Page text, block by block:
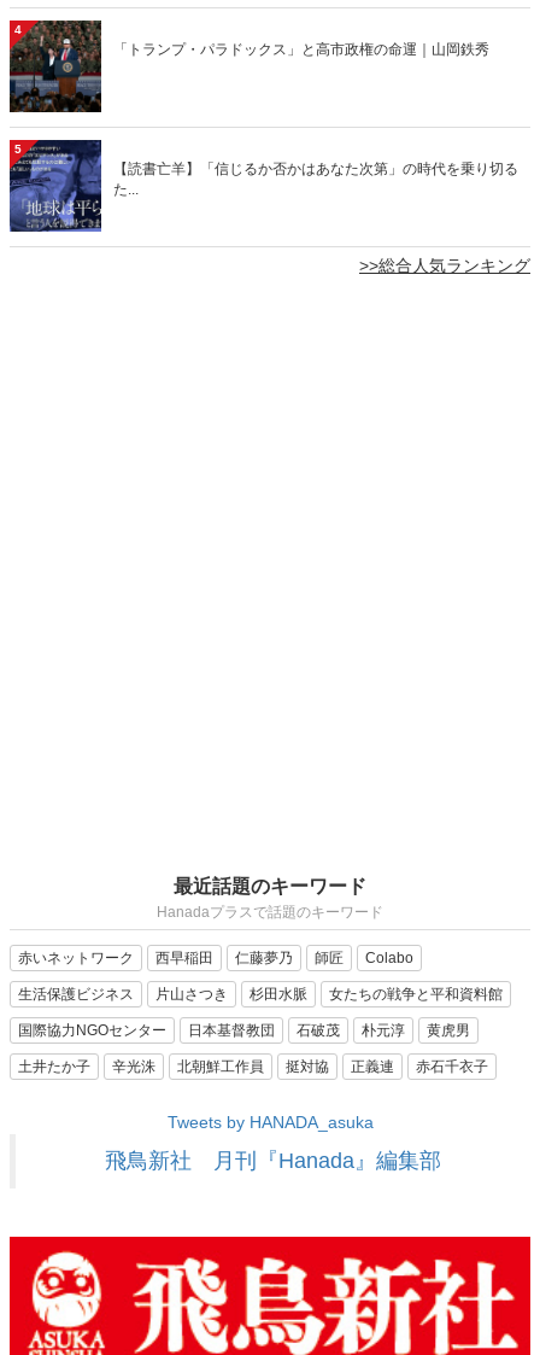
4
「トランプ・パラドックス」と高市政権の命運｜山岡鉄秀
5
【読書亡羊】「信じるか否かはあなた次第」の時代を乗り切る
た...
>>総合人気ランキング
最近話題のキーワード
Hanadaプラスで話題のキーワード
赤いネットワーク 西早稲田 仁藤夢乃 師匠 Colabo
生活保護ビジネス 片山さつき 杉田水脈 女たちの戦争と平和資料館
国際協力NGOセンター 日本基督教団 石破茂 朴元淳 黄虎男
土井たか子 辛光洙 北朝鮮工作員 挺対協 正義連 赤石千衣子
Tweets by HANADA_asuka
飛鳥新社 月刊『Hanada』編集部